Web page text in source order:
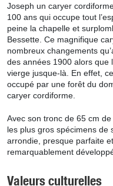
Joseph un caryer
100 ans qui occupe tout
peine la chapelle et
Bessette. Ce magnifique
nombreux changements
des années 1900 alors que
vierge jusque-là. En effet,
occupé par une forêt du
caryer cordiforme.
Avec son tronc de 65 cm
les plus gros spécimens de
arrondie, presque parfaite
remarquablement
Valeurs culturelles